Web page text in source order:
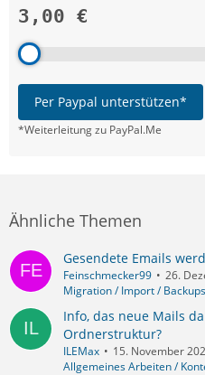
3,00 €
Per Paypal unterstützen*
*Weiterleitung zu PayPal.Me
Ähnliche Themen
Gesendete Emails
Feinschmecker99
26.
Migration / Import / Backups
Info, das neue Mails
Ordnerstruktur?
ILEMax
15. November
Allgemeines Arbeiten /